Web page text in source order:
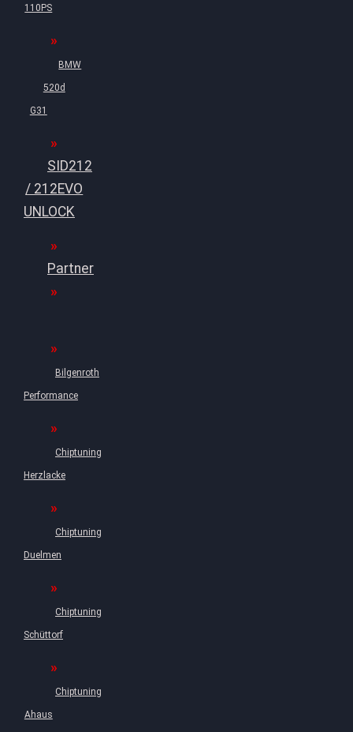
110PS
BMW
520d
G31
SID212
/ 212EVO
UNLOCK
Partner
Bilgenroth
Performance
Chiptuning
Herzlacke
Chiptuning
Duelmen
Chiptuning
Schüttorf
Chiptuning
Ahaus